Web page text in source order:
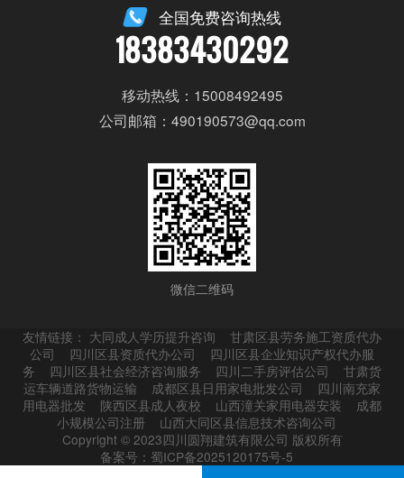
全国免费咨询热线
18383430292
移动热线：15008492495
公司邮箱：490190573@qq.com
微信二维码
友情链接： 大同成人学历提升咨询
甘肃区县劳务施工资质代办
公司
四川区县资质代办公司
四川区县企业知识产权代办服
务
四川区县社会经济咨询服务 四川二手房评估公司
甘肃货
运车辆道路货物运输
成都区县日用家电批发公司
四川南充家
用电器批发
陕西区县成人夜校 山西潼关家用电器安装
成都
小规模公司注册
山西大同区县信息技术咨询公司
Copyright © 2023四川圆翔建筑有限公司 版权所有
备案号：蜀ICP备2025120175号-5